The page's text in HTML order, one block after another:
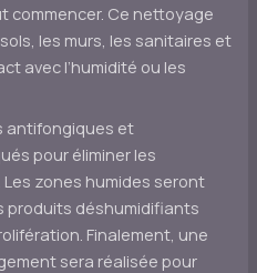
commencer. Ce nettoyage
les murs, les sanitaires et
avec l’humidité ou les
antifongiques et
pour éliminer les
zones humides seront
produits déshumidifiants
Finalement, une
sera réalisée pour